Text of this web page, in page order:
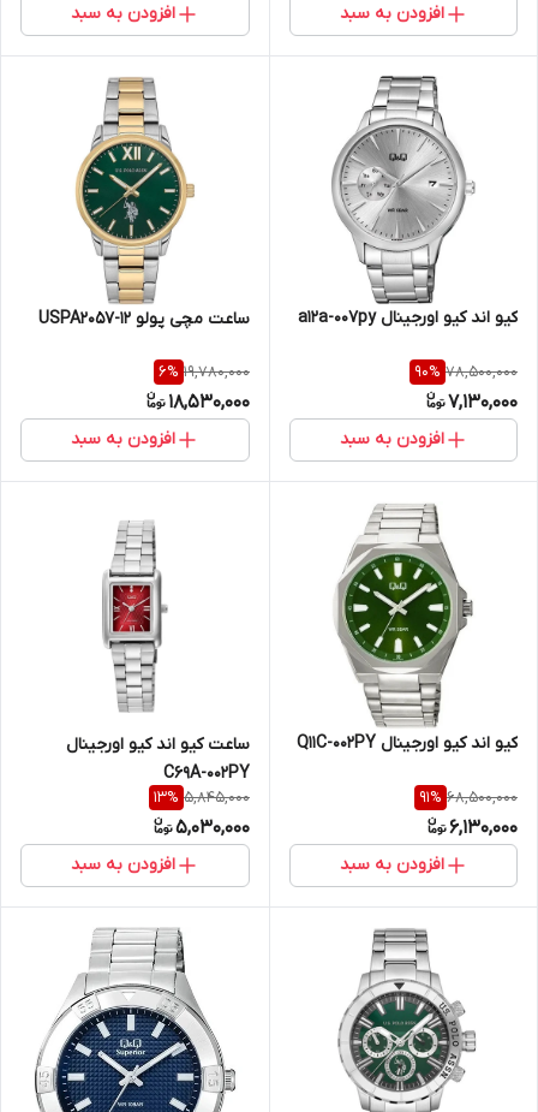
افزودن به سبد افزودن به سبد
کیو اند کیو اورجینال a12a-007py
78,500,000
90%
7,130,000
افزودن به سبد
ساعت مچی پولو USPA2057-12
19,780,000
6%
18,530,000
افزودن به سبد
کیو اند کیو اورجینال Q11C-002PY
68,500,000
91%
6,130,000
افزودن به سبد
ساعت کیو اند کیو اورجینال
C69A-002PY
5,845,000
13%
5,030,000
افزودن به سبد